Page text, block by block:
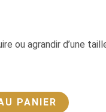
ou agrandir d’une
PANIER